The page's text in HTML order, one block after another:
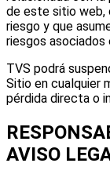
de este sitio web,
riesgo y que
riesgos asociados
TVS podrá
Sitio en cualquier
pérdida directa o
AVISO